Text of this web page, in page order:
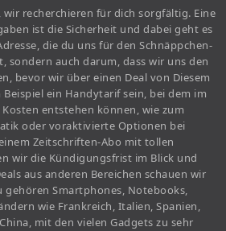
wir recherchieren für dich sorgfältig. Eine
ist die Sicherheit und dabei geht es
die du uns für den Schnäppchen-
sondern auch darum, dass wir uns den
bevor wir über einen Deal von Diesem
ein Handytarif sein, bei dem im
entstehen können, wie zum
oder voraktivierte Optionen bei
Zeitschriften-Abo mit tollen
wir die Kündigungsfrist im Blick und
aus anderen Bereichen schauen wir
gehören Smartphones, Notebooks,
wie Frankreich, Italien, Spanien,
mit den vielen Gadgets zu sehr